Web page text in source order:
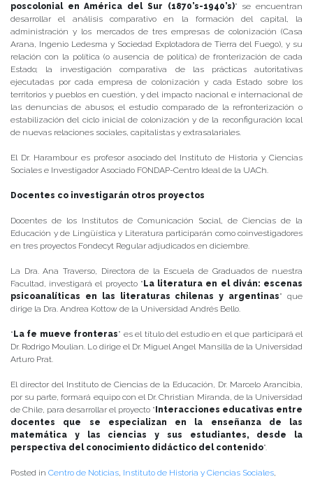
poscolonial en América del Sur (1870’s-1940’s)” se encuentran
desarrollar el análisis comparativo en la formación del capital, la
administración y los mercados de tres empresas de colonización (Casa
Arana, Ingenio Ledesma y Sociedad Explotadora de Tierra del Fuego), y su
relación con la política (o ausencia de política) de fronterización de cada
Estado; la investigación comparativa de las prácticas autoritativas
ejecutadas por cada empresa de colonización y cada Estado sobre los
territorios y pueblos en cuestión, y del impacto nacional e internacional de
las denuncias de abusos; el estudio comparado de la refronterización o
estabilización del ciclo inicial de colonización y de la reconfiguración local
de nuevas relaciones sociales, capitalistas y extrasalariales.
El Dr. Harambour es profesor asociado del Instituto de Historia y Ciencias
Sociales e Investigador Asociado FONDAP-Centro Ideal de la UACh.
Docentes co investigarán otros proyectos
Docentes de los Institutos de Comunicación Social, de Ciencias de la
Educación y de Lingüística y Literatura participarán como coinvestigadores
en tres proyectos Fondecyt Regular adjudicados en diciembre.
La Dra. Ana Traverso, Directora de la Escuela de Graduados de nuestra
Facultad, investigará el proyecto “ La literatura en el diván: escenas
psicoanalíticas en las literaturas chilenas y argentinas” que
dirige la Dra. Andrea Kottow de la Universidad Andrés Bello.
“ La fe mueve fronteras” es el título del estudio en el que participará el
Dr. Rodrigo Moulian. Lo dirige el Dr. Miguel Angel Mansilla de la Universidad
Arturo Prat.
El director del Instituto de Ciencias de la Educación, Dr. Marcelo Arancibia,
por su parte, formará equipo con el Dr. Christian Miranda, de la Universidad
de Chile, para desarrollar el proyecto “ Interacciones educativas entre
docentes que se especializan en la enseñanza de las
matemática y las ciencias y sus estudiantes, desde la
perspectiva del conocimiento didáctico del contenido”.
Posted in Centro de Noticias, Instituto de Historia y Ciencias Sociales,